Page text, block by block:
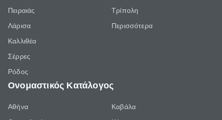
Πειραιάς
Λάρισα
Καλλιθέα
Σέρρες
Ρόδος
Τρίπολη
Περισσότερα
Ονομαστικός Κατάλογος
Αθήνα
Καβάλα